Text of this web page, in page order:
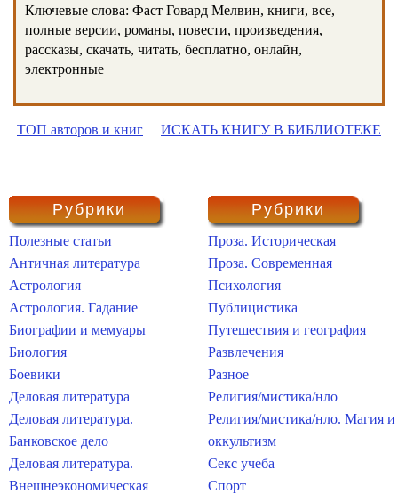
Ключевые слова: Фаст Говард Мелвин, книги, все,
полные версии, романы, повести, произведения,
рассказы, скачать, читать, бесплатно, онлайн,
электронные
ТОП авторов и книг ИСКАТЬ КНИГУ В БИБЛИОТЕКЕ
Рубрики
Полезные статьи
Античная литература
Астрология
Астрология. Гадание
Биографии и мемуары
Биология
Боевики
Деловая литература
Деловая литература.
Банковское дело
Деловая литература.
Внешнеэкономическая
Рубрики
Проза. Историческая
Проза. Современная
Психология
Публицистика
Путешествия и география
Развлечения
Разное
Религия/мистика/нло
Религия/мистика/нло. Магия и
оккультизм
Секс учеба
Спорт